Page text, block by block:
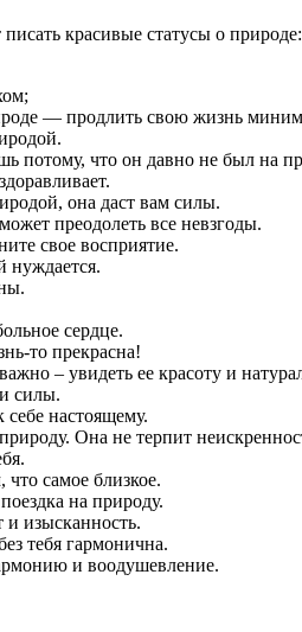
красивые статусы о природе:
— продлить свою жизнь
потому, что он давно не был на
она даст вам силы.
преодолеть все невзгоды.
свое восприятие.
нуждается.
сердце.
то прекрасна!
– увидеть ее красоту и
силы.
настоящему.
Она не терпит
самое близкое.
на природу.
и изысканность.
тебя гармонична.
и воодушевление.